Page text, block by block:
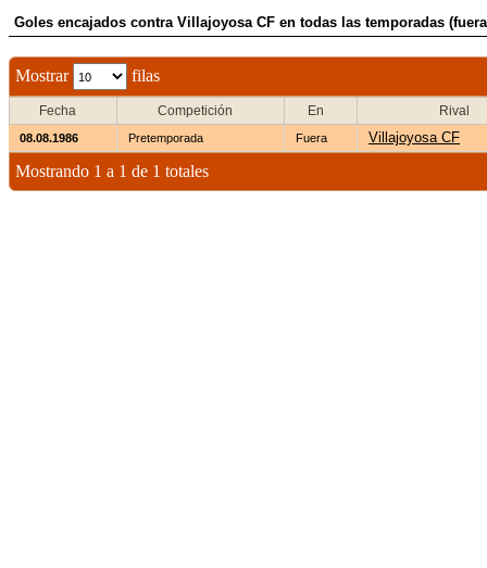
Goles encajados contra Villajoyosa CF en todas las temporadas
Mostrar filas
Fecha Competición En Rival
08.08.1986 Pretemporada Fuera Villajoyosa CF
Mostrando 1 a 1 de 1 totales